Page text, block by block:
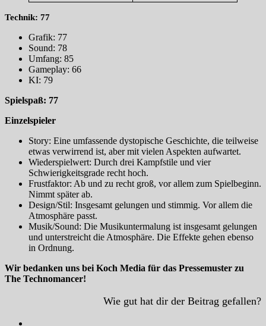
Technik: 77
Grafik: 77
Sound: 78
Umfang: 85
Gameplay: 66
KI: 79
Spielspaß: 77
Einzelspieler
Story: Eine umfassende dystopische Geschichte, die teilweise
etwas verwirrend ist, aber mit vielen Aspekten aufwartet.
Wiederspielwert: Durch drei Kampfstile und vier
Schwierigkeitsgrade recht hoch.
Frustfaktor: Ab und zu recht groß, vor allem zum Spielbeginn.
Nimmt später ab.
Design/Stil: Insgesamt gelungen und stimmig. Vor allem die
Atmosphäre passt.
Musik/Sound: Die Musikuntermalung ist insgesamt gelungen
und unterstreicht die Atmosphäre. Die Effekte gehen ebenso
in Ordnung.
Wir bedanken uns bei Koch Media für das Pressemuster zu
The Technomancer!
Wie gut hat dir der Beitrag gefallen?